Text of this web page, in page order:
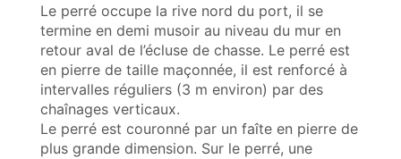
Le perré occupe la rive nord du port, il se
termine en demi musoir au niveau du mur en
retour aval de l’écluse de chasse. Le perré est
en pierre de taille maçonnée, il est renforcé à
intervalles réguliers (3 m environ) par des
chaînages verticaux.
Le perré est couronné par un faîte en pierre de
plus grande dimension. Sur le perré, une